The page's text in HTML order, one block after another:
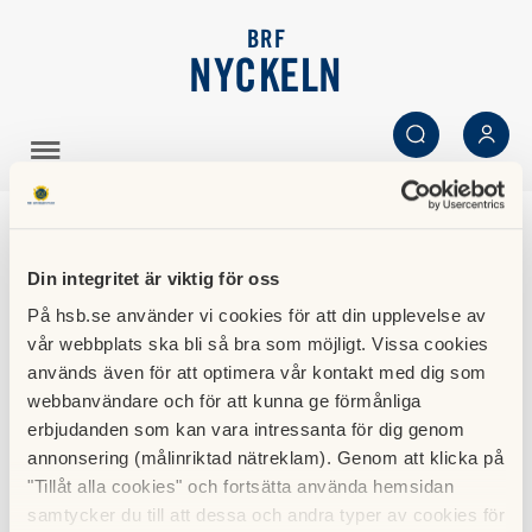
Din integritet är viktig för oss
På hsb.se använder vi cookies för att din upplevelse av
vår webbplats ska bli så bra som möjligt. Vissa cookies
används även för att optimera vår kontakt med dig som
webbanvändare och för att kunna ge förmånliga
erbjudanden som kan vara intressanta för dig genom
annonsering (målinriktad nätreklam). Genom att klicka på
"Tillåt alla cookies" och fortsätta använda hemsidan
samtycker du till att dessa och andra typer av cookies för
BRF
NYCKELN
Digital-TV
Brf Nyckeln har gruppavtal för digital-tv med Comhem
Vilka digital-TV kanaler ingår i avtalet?
Grundutbudet – Comhems så kallade Medium 8 favoriter
innehåller 20 st kanaler varav 8 st är valfria. Se
www.comhem.se
Vad kostar det?